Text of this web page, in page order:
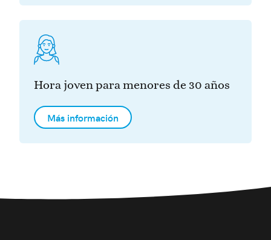
Hora joven para menores de 30 años
Más información